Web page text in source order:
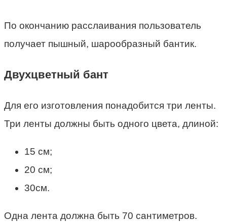
По окончанию расслаивания пользователь
получает пышный, шарообразный бантик.
Двухцветный бант
Для его изготовления понадобится три ленты.
Три ленты должны быть одного цвета, длиной:
15 см;
20 см;
30см.
Одна лента должна быть 70 сантиметров.